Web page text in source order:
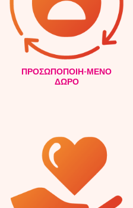
ΠΡΟΣΩΠΟΠΟΙΗ-ΜΕΝΟ
ΔΩΡΟ